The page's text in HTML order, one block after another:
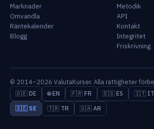
Marknader
Omvandla
Räntekalender
Blogg
Metodik
API
Kontakt
Integritet
Friskrivning
© 2014–2026 ValutaKurser. Alla rättigheter
🇩🇪 DE 🌐 EN 🇫🇷 FR 🇪🇸 ES 🇮🇹 IT
🇸🇪 SE
🇹🇷 TR 🇸🇦 AR